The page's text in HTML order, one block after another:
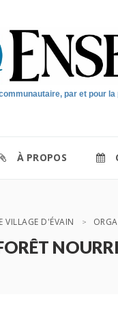
par et pour la
À PROPOS
VILLAGE D'ÉVAIN